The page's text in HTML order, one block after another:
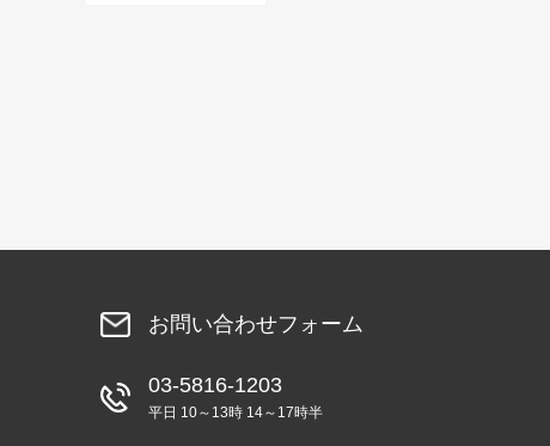
お問い合わせフォーム
03-5816-1203
平日 10～13時 14～17時半